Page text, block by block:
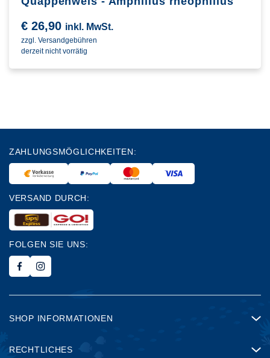
€ 26,90 inkl. MwSt.
zzgl. Versandgebühren
derzeit nicht vorrätig
ZAHLUNGSMÖGLICHKEITEN:
VERSAND DURCH:
FOLGEN SIE UNS:
SHOP INFORMATIONEN
RECHTLICHES